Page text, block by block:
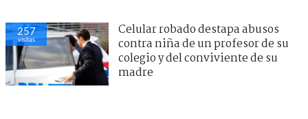
257
visitas
Celular robado destapa abusos
contra niña de un profesor de su
colegio y del conviviente de su
madre